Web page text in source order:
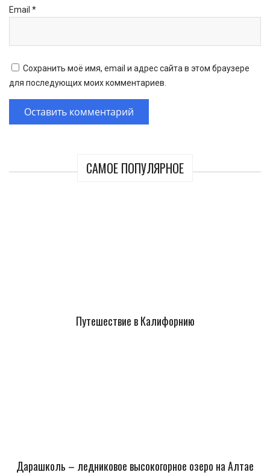
САМОЕ ПОПУЛЯРНОЕ
Путешествие в Калифорнию
Дарашколь – ледниковое высокогорное озеро на Алтае
Email *
Сохранить моё имя, email и адрес сайта в этом браузере
для последующих моих комментариев.